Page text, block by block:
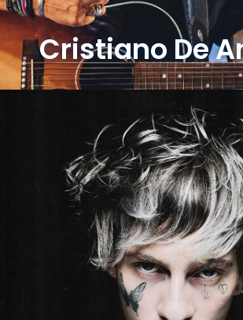
Cristiano De